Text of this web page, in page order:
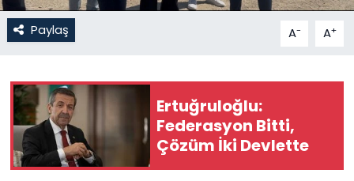
Paylaş A- A+
Ertuğruloğlu:
Federasyon Bitti,
Çözüm İki Devlette
Politika
Spor
Teknoloji